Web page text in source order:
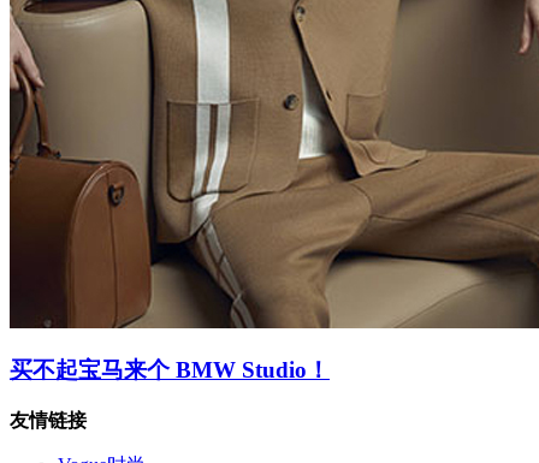
买不起宝马来个 BMW Studio！
友情链接